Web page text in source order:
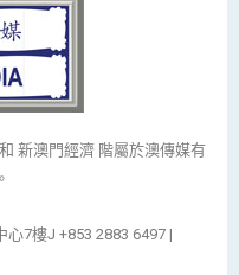
新澳門經濟 階屬於澳傳媒有
7樓J +853 2883 6497 |